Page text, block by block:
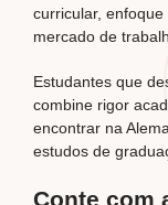
curricular,
mercado de
Estudantes que
combine rigor
encontrar na
estudos de
Conte com